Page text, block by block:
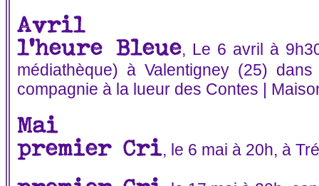
Avril
l'heure Bleue, Le 6 avril à
médiathèque) à Valentigney (25)
compagnie à la lueur des Contes |
Mai
premier Cri, le 6 mai à 20h, à